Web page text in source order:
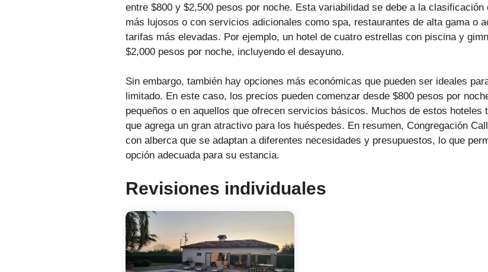
entre $800 y $2,500 pesos por noche. Esta variabilidad se debe a la
más lujosos o con servicios adicionales como spa, restaurantes de alta gama o
tarifas más elevadas. Por ejemplo, un hotel de cuatro estrellas con piscina y
$2,000 pesos por noche, incluyendo el desayuno.
Sin embargo, también hay opciones más económicas que pueden ser ideales
limitado. En este caso, los precios pueden comenzar desde $800 pesos por
pequeños o en aquellos que ofrecen servicios básicos. Muchos de estos hoteles
que agrega un gran atractivo para los huéspedes. En resumen, Congregación
con alberca que se adaptan a diferentes necesidades y presupuestos, lo que
opción adecuada para su estancia.
Revisiones individuales